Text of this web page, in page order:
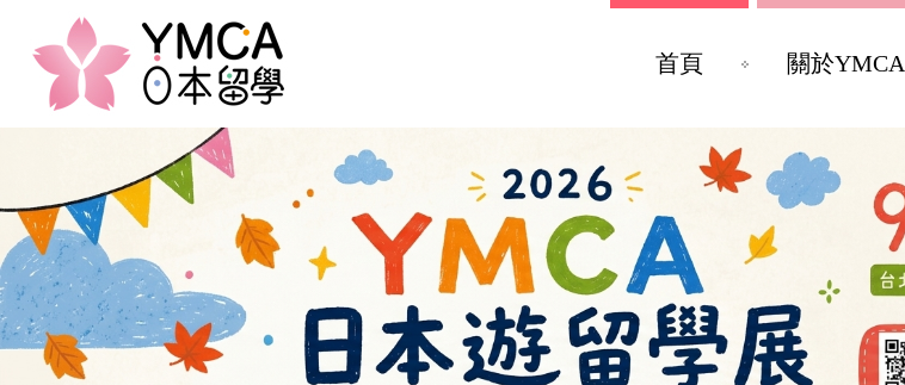
首頁 關於YMCA